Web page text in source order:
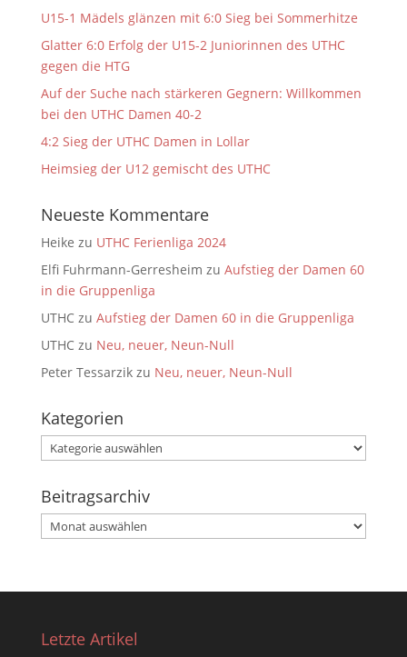
U15-1 Mädels glänzen mit 6:0 Sieg bei Sommerhitze
Glatter 6:0 Erfolg der U15-2 Juniorinnen des UTHC
gegen die HTG
Auf der Suche nach stärkeren Gegnern: Willkommen
bei den UTHC Damen 40-2
4:2 Sieg der UTHC Damen in Lollar
Heimsieg der U12 gemischt des UTHC
Neueste Kommentare
Heike zu UTHC Ferienliga 2024
Elfi Fuhrmann-Gerresheim zu Aufstieg der Damen 60
in die Gruppenliga
UTHCzu Aufstieg der Damen 60 in die Gruppenliga
UTHCzu Neu, neuer, Neun-Null
Peter Tessarzikzu Neu, neuer, Neun-Null
Kategorien
Kategorien
Beitragsarchiv
Beitragsarchiv
Letzte Artikel